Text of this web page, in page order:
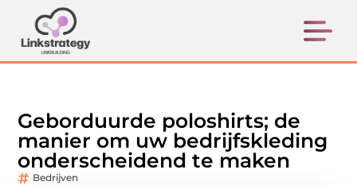
Geborduurde poloshirts; de
manier om uw bedrijfskleding
onderscheidend te maken
Bedrijven